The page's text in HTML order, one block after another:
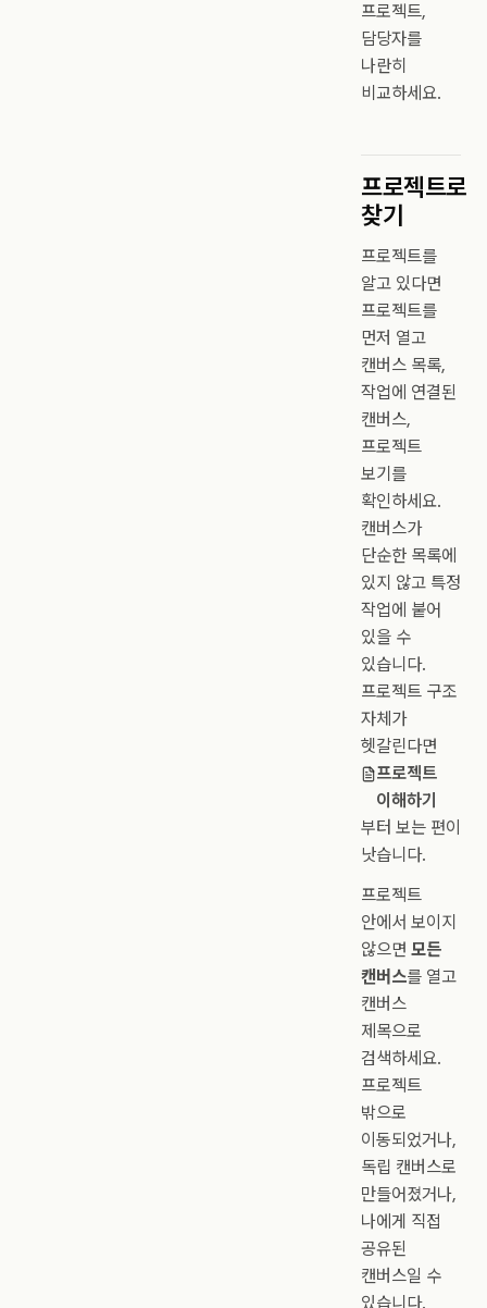
프로젝트,
담당자를
나란히
비교하세요.
프로젝트로
찾기
프로젝트를
알고 있다면
프로젝트를
먼저 열고
캔버스 목록,
작업에 연결된
캔버스,
프로젝트
보기를
확인하세요.
캔버스가
단순한 목록에
있지 않고 특정
작업에 붙어
있을 수
있습니다.
프로젝트 구조
자체가
헷갈린다면
프로젝트
이해하기
부터 보는 편이
낫습니다.
프로젝트
안에서 보이지
않으면 모든
캔버스를 열고
캔버스
제목으로
검색하세요.
프로젝트
밖으로
이동되었거나,
독립 캔버스로
만들어졌거나,
나에게 직접
공유된
캔버스일 수
있습니다.